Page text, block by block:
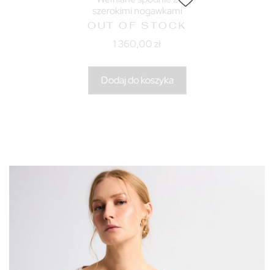
szerokimi nogawkami
OUT OF STOCK
1 360,00 zł
Dodaj do koszyka